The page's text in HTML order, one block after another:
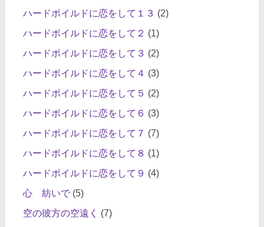
ハードボイルドに恋をして１３ (2)
ハードボイルドに恋をして２ (1)
ハードボイルドに恋をして３ (2)
ハードボイルドに恋をして４ (3)
ハードボイルドに恋をして５ (2)
ハードボイルドに恋をして６ (3)
ハードボイルドに恋をして７ (7)
ハードボイルドに恋をして８ (1)
ハードボイルドに恋をして９ (4)
心 紡いで(5)
空の彼方の空遠く
(7)